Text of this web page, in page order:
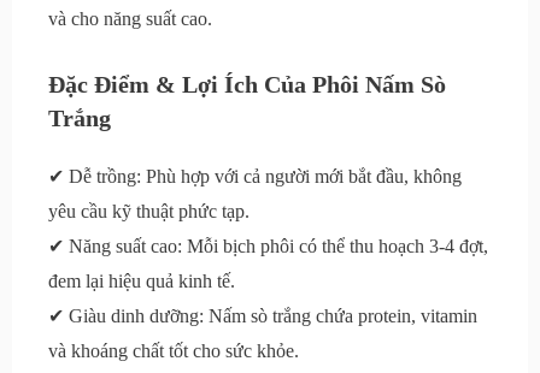
và cho năng suất cao.
Đặc Điểm & Lợi Ích Của Phôi Nấm Sò
Trắng
✔ Dễ trồng: Phù hợp với cả người mới bắt đầu, không
yêu cầu kỹ thuật phức tạp.
✔ Năng suất cao: Mỗi bịch phôi có thể thu hoạch 3-4 đợt,
đem lại hiệu quả kinh tế.
✔ Giàu dinh dưỡng: Nấm sò trắng chứa protein, vitamin
và khoáng chất tốt cho sức khỏe.